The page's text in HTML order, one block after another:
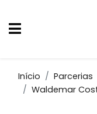
Início
Parcerias
Waldemar